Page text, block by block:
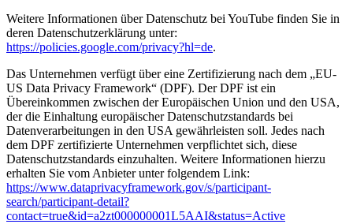
Weitere Informationen über Datenschutz bei YouTube finden Sie in
deren Datenschutzerklärung unter:
https://policies.google.com/privacy?hl=de.
Das Unternehmen verfügt über eine Zertifizierung nach dem „EU-
US Data Privacy Framework“ (DPF). Der DPF ist ein
Übereinkommen zwischen der Europäischen Union und den USA,
der die Einhaltung europäischer Datenschutzstandards bei
Datenverarbeitungen in den USA gewährleisten soll. Jedes nach
dem DPF zertifizierte Unternehmen verpflichtet sich, diese
Datenschutzstandards einzuhalten. Weitere Informationen hierzu
erhalten Sie vom Anbieter unter folgendem Link:
https://www.dataprivacyframework.gov/s/participant-
search/participant-detail?
contact=true&id=a2zt000000001L5AAI&status=Active